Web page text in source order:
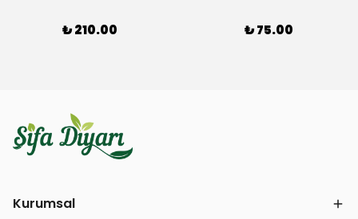
₺ 210.00 ₺ 75.00
Kurumsal